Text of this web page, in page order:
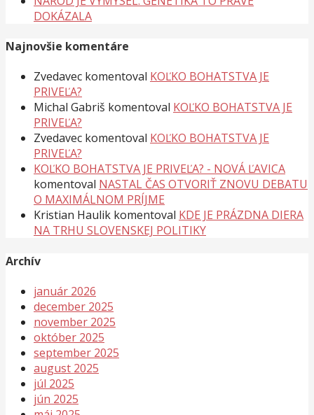
DOKÁZALA
Najnovšie komentáre
Zvedavec komentoval KOĽKO BOHATSTVA JE
PRIVEĽA?
Michal Gabriš komentoval KOĽKO BOHATSTVA JE
PRIVEĽA?
Zvedavec komentoval KOĽKO BOHATSTVA JE
PRIVEĽA?
KOĽKO BOHATSTVA JE PRIVEĽA? - NOVÁ ĽAVICA
komentoval NASTAL ČAS OTVORIŤ ZNOVU DEBATU
O MAXIMÁLNOM PRÍJME
Kristian Haulik komentoval KDE JE PRÁZDNA DIERA
NA TRHU SLOVENSKEJ POLITIKY
Archív
január 2026
december 2025
november 2025
október 2025
september 2025
august 2025
júl 2025
jún 2025